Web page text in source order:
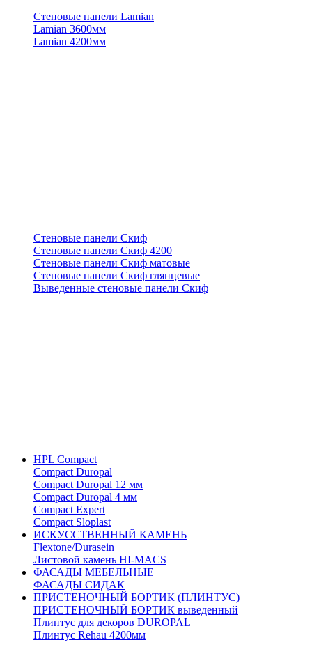
Стеновые панели Lamian
Lamian 3600мм
Lamian 4200мм
Стеновые панели Скиф
Стеновые панели Скиф 4200
Стеновые панели Скиф матовые
Стеновые панели Скиф глянцевые
Выведенные стеновые панели Скиф
HPL Compact
Compact Duropal
Compact Duropal 12 мм
Compact Duropal 4 мм
Compact Expert
Compact Sloplast
ИСКУССТВЕННЫЙ КАМЕНЬ
Flextone/Durasein
Листовой камень HI-MACS
ФАСАДЫ МЕБЕЛЬНЫЕ
ФАСАДЫ СИДАК
ПРИСТЕНОЧНЫЙ БОРТИК (ПЛИНТУС)
ПРИСТЕНОЧНЫЙ БОРТИК выведенный
Плинтус для декоров DUROPAL
Плинтус Rehau 4200мм